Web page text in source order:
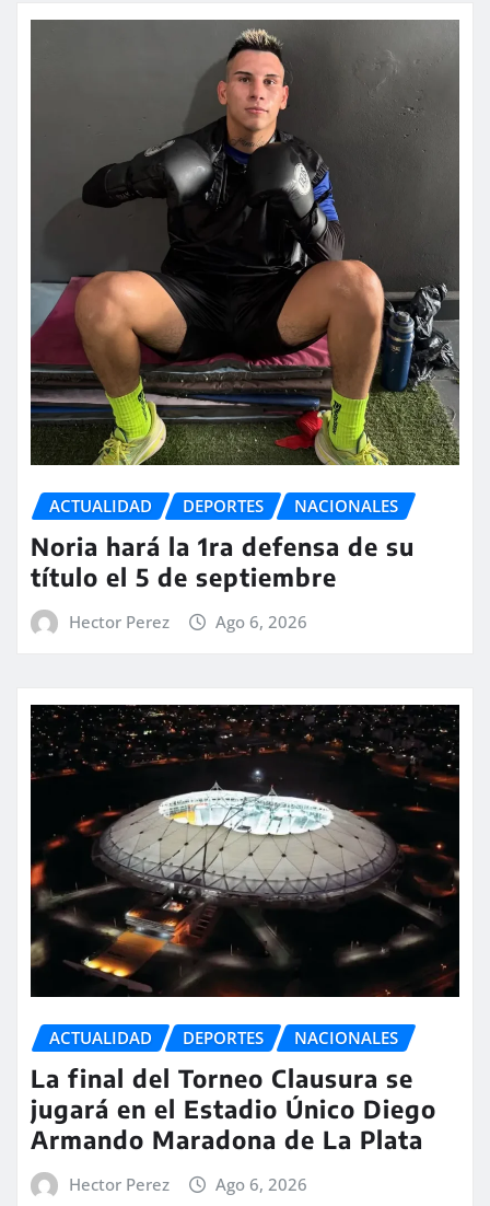
ACTUALIDAD DEPORTES NACIONALES
Noria hará la 1ra defensa de su
título el 5 de septiembre
Hector Perez Ago 6, 2026
ACTUALIDAD DEPORTES NACIONALES
La final del Torneo Clausura se
jugará en el Estadio Único Diego
Armando Maradona de La Plata
Hector Perez Ago 6, 2026